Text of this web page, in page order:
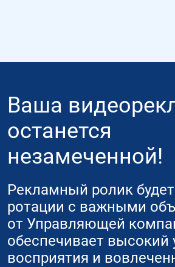
Ваша
останется
незамеченной!
Рекламный ролик
ротации с важными
от Управляющей
обеспечивает высокий
восприятия и